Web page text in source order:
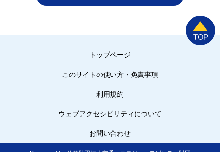
トップページ
このサイトの使い方・免責事項
利用規約
ウェブアクセシビリティについて
お問い合わせ